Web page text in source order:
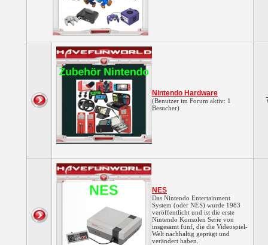
Nintendo Hardware
(Benutzer im Forum aktiv: 1
Besucher)
NES
Das Nintendo Entertainment
System (oder NES) wurde 1983
veröffentlicht und ist die erste
Nintendo Konsolen Serie von
insgesamt fünf, die die Videospiel-
Welt nachhaltig geprägt und
verändert haben.